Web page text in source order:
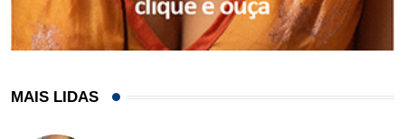
MAIS LIDAS